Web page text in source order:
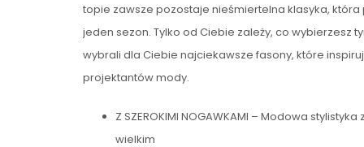
topie zawsze pozostaje nieśmiertelna klasyka, która
jeden sezon. Tylko od Ciebie zależy, co wybierzesz
wybrali dla Ciebie najciekawsze fasony, które
projektantów mody.
Z SZEROKIMI NOGAWKAMI – Modowa
wielkim